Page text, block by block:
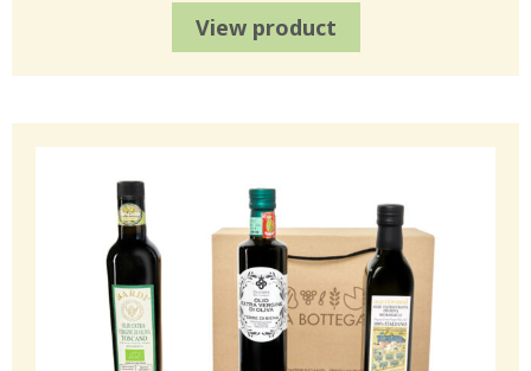
View product